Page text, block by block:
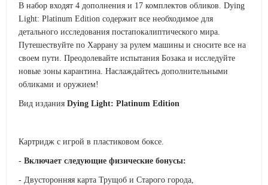
В набор входят 4 дополнения и 17 комплектов обликов. Dying
Light: Platinum Edition содержит все необходимое для
детального исследования постапокалиптического мира.
Путешествуйте по Харрану за рулем машины и сносите все на
своем пути. Преодолевайте испытания Бозака и исследуйте
новые зоны карантина. Наслаждайтесь дополнительными
обликами и оружием!
Вид издания Dying Light: Platinum Edition
Картридж с игрой в пластиковом боксе.
- Включает следующие физические бонусы:
- Двусторонняя карта Трущоб и Старого города,